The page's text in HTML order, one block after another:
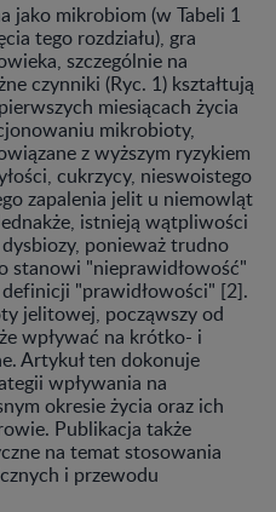
jako mikrobiom (w Tabeli 1
tego rozdziału), gra
szczególnie na
czynniki (Ryc. 1) kształtują
miesiącach życia
mikrobioty,
z wyższym ryzykiem
cukrzycy, nieswoistego
zapalenia jelit u niemowląt
istnieją wątpliwości
ponieważ trudno
stanowi "nieprawidłowość"
"prawidłowości" [2].
jelitowej, począwszy od
wpływać na krótko- i
Artykuł ten dokonuje
wpływania na
okresie życia oraz ich
Publikacja także
na temat stosowania
i przewodu